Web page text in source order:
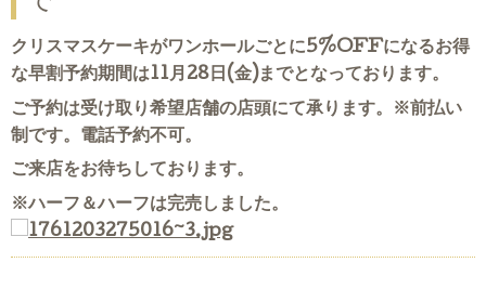
クリスマスケーキがワンホールごとに5%OFFになるお得
な早割予約期間は11月28日(金)までとなっております。
ご予約は受け取り希望店舗の店頭にて承ります。※前払い
制です。電話予約不可。
ご来店をお待ちしております。
※ハーフ＆ハーフは完売しました。